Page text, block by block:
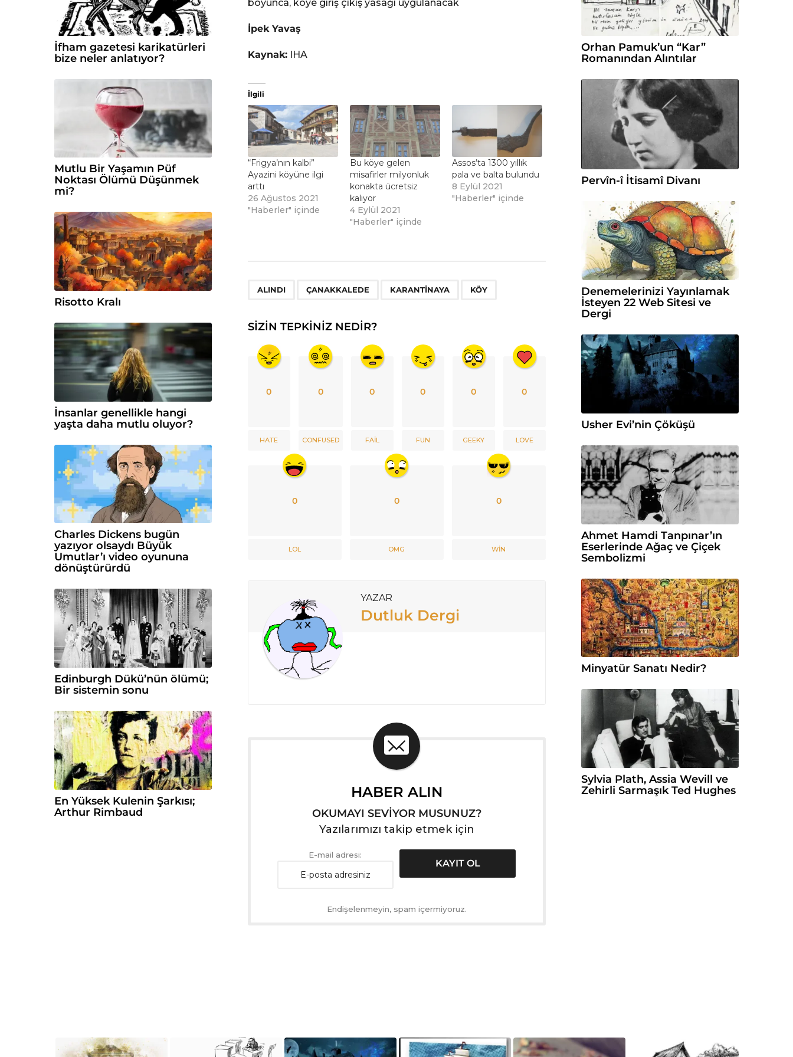
boyunca, köye giriş çıkış yasağı uygulanacak
İpek Yavaş
Kaynak:IHA
İlgili
“Frigya’nın kalbi”
Ayazini köyüne ilgi
arttı
26 Ağustos 2021
"Haberler" içinde
Bu köye gelen
misafirler milyonluk
konakta ücretsiz
kalıyor
4 Eylül 2021
"Haberler" içinde
Assos’ta 1300 yıllık
pala ve balta bulundu
8 Eylül 2021
"Haberler" içinde
ALINDI ÇANAKKALEDE KARANTINAYA KÖY
SIZIN TEPKINIZ NEDIR?
0
HATE
0
CONFUSED
0
FAIL
0
FUN
0
GEEKY
0
LOVE
0
LOL
0
OMG
0
WIN
YAZAR
Dutluk Dergi
HABER ALIN
OKUMAYI SEVİYOR MUSUNUZ?
Yazılarımızı takip etmek için
E-mail adresi:
Endişelenmeyin, spam içermiyoruz.
İfham gazetesi karikatürleri
bize neler anlatıyor?
Mutlu Bir Yaşamın Püf
Noktası Ölümü Düşünmek
mi?
Risotto Kralı
İnsanlar genellikle hangi
yaşta daha mutlu oluyor?
Charles Dickens bugün
yazıyor olsaydı Büyük
Umutlar’ı video oyununa
dönüştürürdü
Edinburgh Dükü’nün ölümü;
Bir sistemin sonu
En Yüksek Kulenin Şarkısı;
Arthur Rimbaud
Orhan Pamuk’un “Kar”
Romanından Alıntılar
Pervîn-î İtisamî Divanı
Denemelerinizi Yayınlamak
İsteyen 22 Web Sitesi ve
Dergi
Usher Evi’nin Çöküşü
Ahmet Hamdi Tanpınar’ın
Eserlerinde Ağaç ve Çiçek
Sembolizmi
Minyatür Sanatı Nedir?
Sylvia Plath, Assia Wevill ve
Zehirli Sarmaşık Ted Hughes